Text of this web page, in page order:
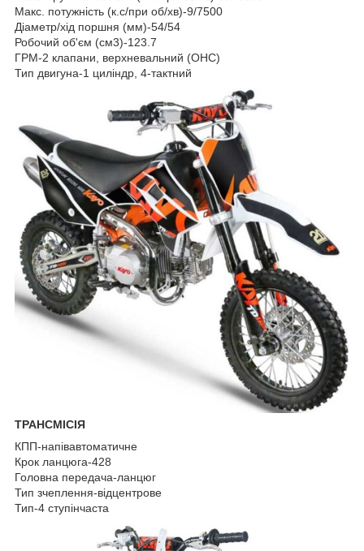
Макс. потужність (к.с/при об/хв)-9/7500
Діаметр/хід поршня (мм)-54/54
Робочий об'єм (см3)-123.7
ГРМ-2 клапани, верхневальний (OHC)
Тип двигуна-1 циліндр, 4-тактний
ТРАНСМІСІЯ
КПП-напівавтоматичне
Крок ланцюга-428
Головна передача-ланцюг
Тип зчеплення-відцентрове
Тип-4 ступінчаста